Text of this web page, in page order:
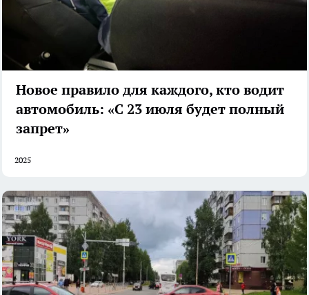
Новое правило для каждого, кто водит
автомобиль: «С 23 июля будет полный
запрет»
2025